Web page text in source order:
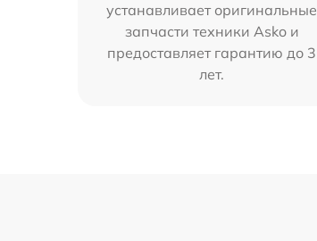
устанавливает оригинальные
запчасти техники Asko и
предоставляет гарантию до 3
лет.